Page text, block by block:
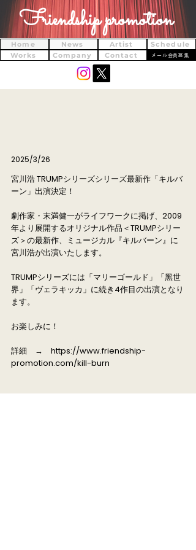
Friendship promotion
Home Artist
Schedule
Works
Contact
Company
News
メール会員募集
2025/3/26
宮川浩 TRUMPシリーズシリーズ最新作「キルバ
ーン」出演決定！
劇作家・末満健一がライフワークに掲げ、2009
年より展開するオリジナル作品＜TRUMPシリー
ズ＞の最新作、ミュージカル『キルバーン』に
宮川浩が出演いたします。
TRUMPシリーズには「マリーゴールド」「黑世
界」「ヴェラキッカ」に続き4作目の出演となり
ます。
お楽しみに！
詳細 → https://www.friendship-
promotion.com/kill-burn